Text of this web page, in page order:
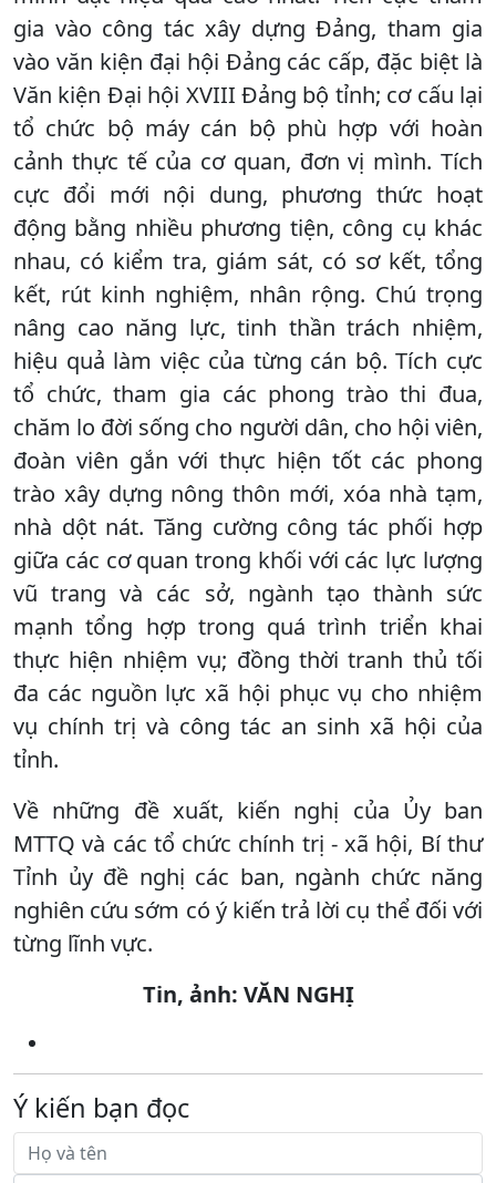
gia vào công tác xây dựng Đảng, tham gia
vào văn kiện đại hội Đảng các cấp, đặc biệt là
Văn kiện Đại hội XVIII Đảng bộ tỉnh; cơ cấu lại
tổ chức bộ máy cán bộ phù hợp với hoàn
cảnh thực tế của cơ quan, đơn vị mình. Tích
cực đổi mới nội dung, phương thức hoạt
động bằng nhiều phương tiện, công cụ khác
nhau, có kiểm tra, giám sát, có sơ kết, tổng
kết, rút kinh nghiệm, nhân rộng. Chú trọng
nâng cao năng lực, tinh thần trách nhiệm,
hiệu quả làm việc của từng cán bộ. Tích cực
tổ chức, tham gia các phong trào thi đua,
chăm lo đời sống cho người dân, cho hội viên,
đoàn viên gắn với thực hiện tốt các phong
trào xây dựng nông thôn mới, xóa nhà tạm,
nhà dột nát. Tăng cường công tác phối hợp
giữa các cơ quan trong khối với các lực lượng
vũ trang và các sở, ngành tạo thành sức
mạnh tổng hợp trong quá trình triển khai
thực hiện nhiệm vụ; đồng thời tranh thủ tối
đa các nguồn lực xã hội phục vụ cho nhiệm
vụ chính trị và công tác an sinh xã hội của
tỉnh.
Về những đề xuất, kiến nghị của Ủy ban
MTTQ và các tổ chức chính trị - xã hội, Bí thư
Tỉnh ủy đề nghị các ban, ngành chức năng
nghiên cứu sớm có ý kiến trả lời cụ thể đối với
từng lĩnh vực.
Tin, ảnh: VĂN NGHỊ
Ý kiến bạn đọc